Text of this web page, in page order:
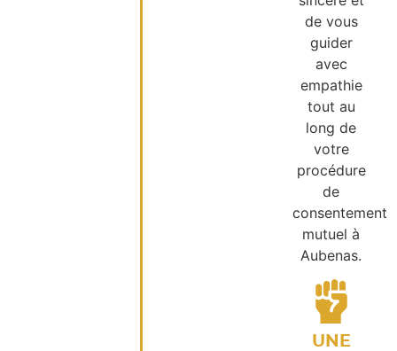
de vous
guider
avec
empathie
tout au
long de
votre
procédure
de
consentement
mutuel à
Aubenas.
UNE